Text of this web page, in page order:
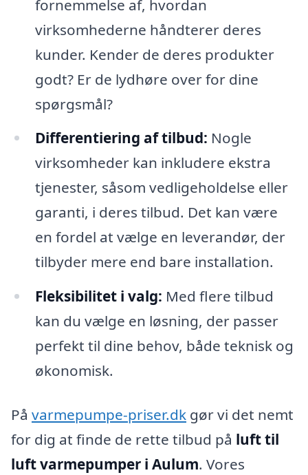
fornemmelse af, hvordan
virksomhederne håndterer deres
kunder. Kender de deres produkter
godt? Er de lydhøre over for dine
spørgsmål?
Differentiering af tilbud: Nogle
virksomheder kan inkludere ekstra
tjenester, såsom vedligeholdelse eller
garanti, i deres tilbud. Det kan være
en fordel at vælge en leverandør, der
tilbyder mere end bare installation.
Fleksibilitet i valg: Med flere tilbud
kan du vælge en løsning, der passer
perfekt til dine behov, både teknisk og
økonomisk.
På varmepumpe-priser.dk gør vi det nemt
for dig at finde de rette tilbud på luft til
luft varmepumper i Aulum. Vores